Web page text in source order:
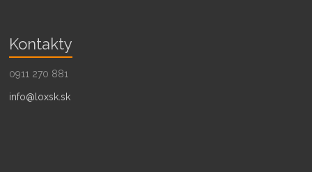
Kontakty
0911 270 881
info@loxsk.sk